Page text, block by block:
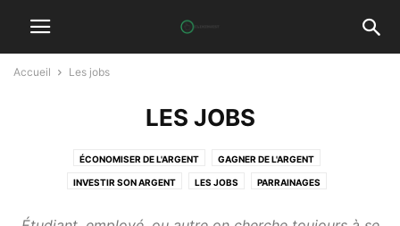
Accueil Les jobs
LES JOBS
ÉCONOMISER DE L'ARGENT GAGNER DE L'ARGENT
INVESTIR SON ARGENT LES JOBS PARRAINAGES